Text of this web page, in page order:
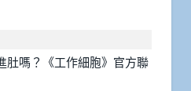
肚嗎？《工作細胞》官方聯